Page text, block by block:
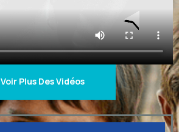
Voir Plus Des Vidéos